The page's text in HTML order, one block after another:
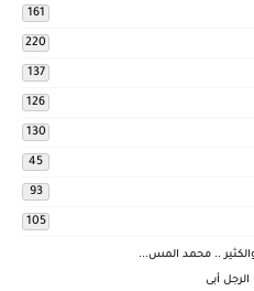
161
220
137
126
130
45
93
105
والكثير .. محمد المس...
أبى